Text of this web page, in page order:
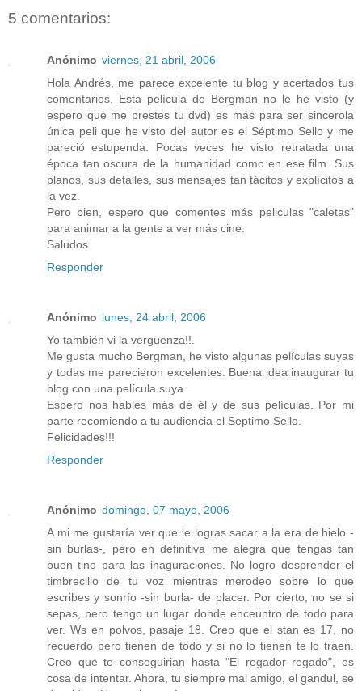
5 comentarios:
Anónimo viernes, 21 abril, 2006
Hola Andrés, me parece excelente tu blog y acertados tus
comentarios. Esta película de Bergman no le he visto (y
espero que me prestes tu dvd) es más para ser sincerola
única peli que he visto del autor es el Séptimo Sello y me
pareció estupenda. Pocas veces he visto retratada una
época tan oscura de la humanidad como en ese film. Sus
planos, sus detalles, sus mensajes tan tácitos y explícitos a
la vez.
Pero bien, espero que comentes más peliculas "caletas"
para animar a la gente a ver más cine.
Saludos
Responder
Anónimo lunes, 24 abril, 2006
Yo también vi la vergüenza!!.
Me gusta mucho Bergman, he visto algunas películas suyas
y todas me parecieron excelentes. Buena idea inaugurar tu
blog con una película suya.
Espero nos hables más de él y de sus películas. Por mi
parte recomiendo a tu audiencia el Septimo Sello.
Felicidades!!!
Responder
Anónimo domingo, 07 mayo, 2006
A mi me gustaría ver que le logras sacar a la era de hielo -
sin burlas-, pero en definitiva me alegra que tengas tan
buen tino para las inaguraciones. No logro desprender el
timbrecillo de tu voz mientras merodeo sobre lo que
escribes y sonrío -sin burla- de placer. Por cierto, no se si
sepas, pero tengo un lugar donde enceuntro de todo para
ver. Ws en polvos, pasaje 18. Creo que el stan es 17, no
recuerdo pero tienen de todo y si no lo tienen te lo traen.
Creo que te conseguirian hasta "El regador regado", es
cosa de intentar. Ahora, tu siempre mal amigo, el gandul, se